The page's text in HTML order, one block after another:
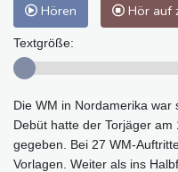
Hören Hör auf
Textgröße:
Die WM in Nordamerika war
Debüt hatte der Torjäger
gegeben. Bei 27 WM-
Vorlagen. Weiter als ins